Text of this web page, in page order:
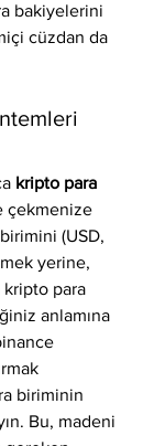
bakiyelerini
cüzdan da
kripto para
çekmenize
(USD,
yerine,
kripto para
anlamına
biriminin
Bu, madeni